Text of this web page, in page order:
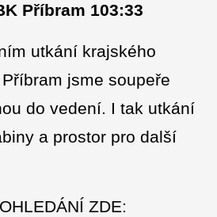
Příbram 103:33
utkání krajského
jsme soupeře
do vedení. I tak utkání
a prostor pro další
ZDE: